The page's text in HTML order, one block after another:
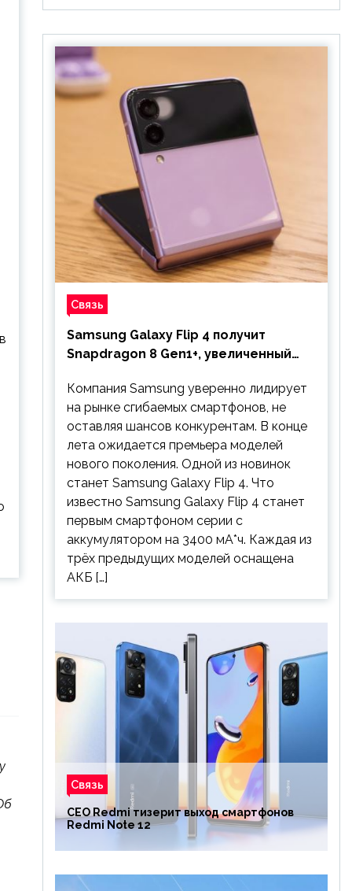
Связь
Samsung Galaxy Flip 4 получит
Snapdragon 8 Gen1+, увеличенный
дешевле предшественника
Компания Samsung уверенно лидирует
на рынке сгибаемых смартфонов, не
оставляя шансов конкурентам. В конце
лета ожидается премьера моделей
нового поколения. Одной из новинок
станет Samsung Galaxy Flip 4. Что
известно Samsung Galaxy Flip 4 станет
первым смартфоном серии с
аккумулятором на 3400 мА*ч. Каждая из
трёх предыдущих моделей оснащена
АКБ […]
Связь
CEO Redmi тизерит выход смартфонов
Redmi Note 12